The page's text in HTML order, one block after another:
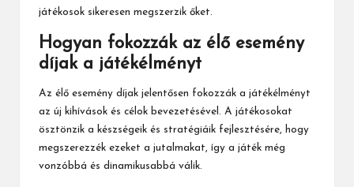
játékosok sikeresen megszerzik őket.
Hogyan fokozzák az élő esemény
díjak a játékélményt
Az élő esemény díjak jelentősen fokozzák a játékélményt
az új kihívások és célok bevezetésével. A játékosokat
ösztönzik a készségeik és stratégiáik fejlesztésére, hogy
megszerezzék ezeket a jutalmakat, így a játék még
vonzóbbá és dinamikusabbá válik.